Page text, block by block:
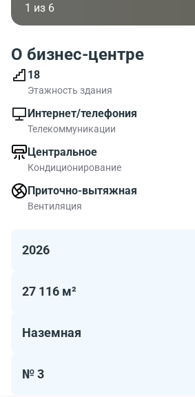
1 из 6
О бизнес-центре
18
Этажность здания
Интернет/телефония
Телекоммуникации
Центральное
Кондиционирование
Приточно-вытяжная
Вентиляция
2026
27 116 м²
Наземная
№ 3